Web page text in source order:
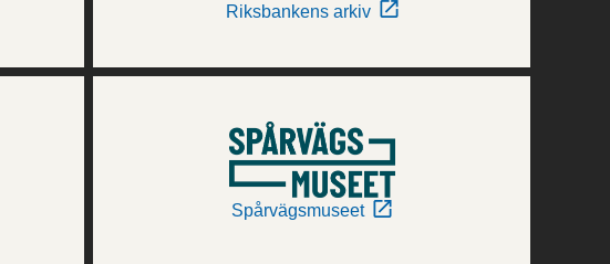
Riksbankens arkiv
Spårvägsmuseet